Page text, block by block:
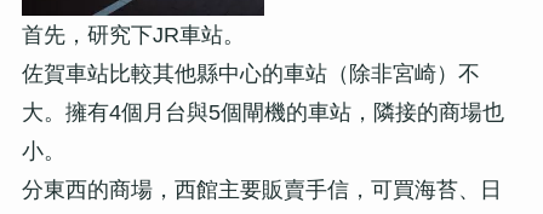
首先，研究下JR車站。
佐賀車站比較其他縣中心的車站（除非宮崎）不
大。擁有4個月台與5個閘機的車站，隣接的商場也
小。
分東西的商場，西館主要販賣手信，可買海苔、日